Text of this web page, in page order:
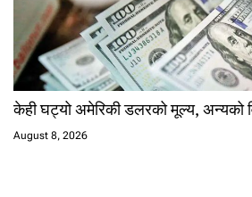
केही घट्यो अमेरिकी डलरको मूल्य, अन्यको
August 8, 2026